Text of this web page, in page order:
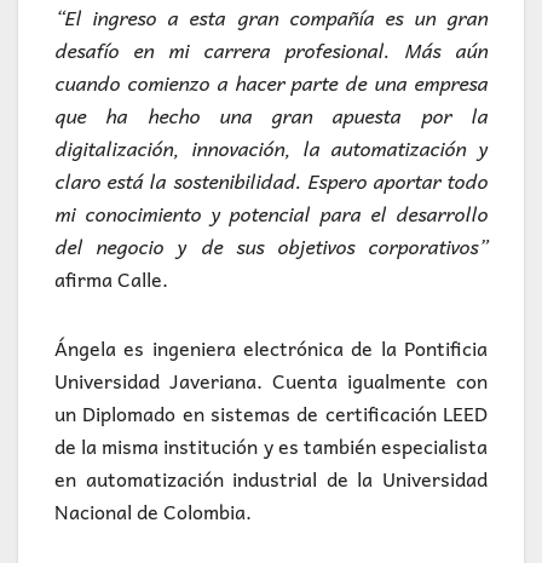
“El ingreso a esta gran compañía es un gran
desafío en mi carrera profesional. Más aún
cuando comienzo a hacer parte de una empresa
que ha hecho una gran apuesta por la
digitalización, innovación, la automatización y
claro está la sostenibilidad. Espero aportar todo
mi conocimiento y potencial para el desarrollo
del negocio y de sus objetivos corporativos”
afirma Calle.
Ángela es ingeniera electrónica de la Pontificia
Universidad Javeriana. Cuenta igualmente con
un Diplomado en sistemas de certificación LEED
de la misma institución y es también especialista
en automatización industrial de la Universidad
Nacional de Colombia.